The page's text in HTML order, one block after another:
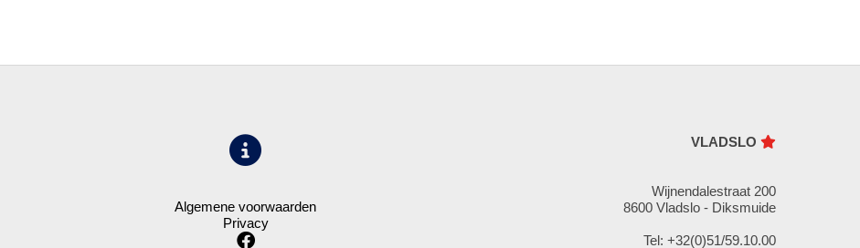
Algemene voorwaarden
Privacy
VLADSLO
Wijnendalestraat 200
8600 Vladslo - Diksmuide
Tel: +32(0)51/59.10.00